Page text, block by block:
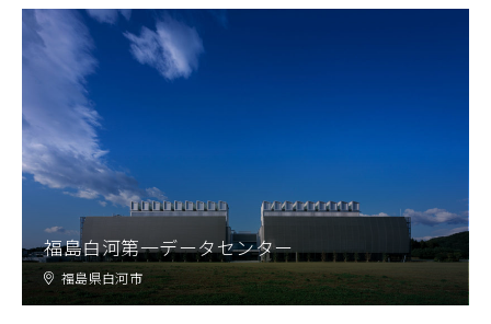
福島白河第一データセンター
福島県白河市